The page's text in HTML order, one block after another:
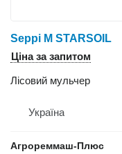
Seppi M STARSOIL
Ціна за запитом
Лісовий мульчер
Україна
Агрореммаш-Плюс